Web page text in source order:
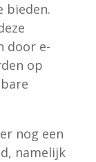
bieden.
door e-
op
nog een
namelijk